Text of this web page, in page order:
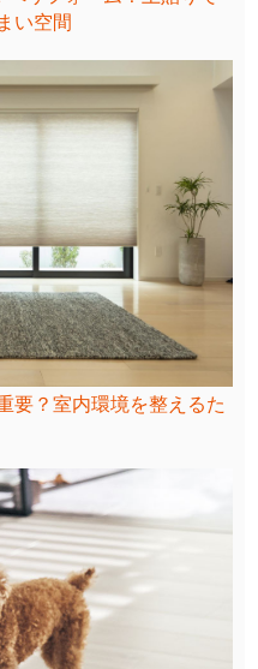
い空間
要？室内環境を整えるた